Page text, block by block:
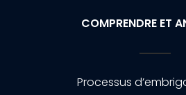
COMPRENDRE ET
Processus